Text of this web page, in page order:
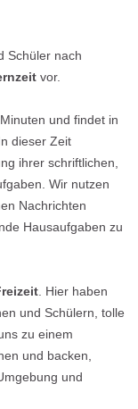
Schüler nach
vor.
und findet in
dieser Zeit
ihrer schriftlichen,
Wir nutzen
Nachrichten
Hausaufgaben zu
. Hier haben
und Schülern, tolle
zu einem
und backen,
und